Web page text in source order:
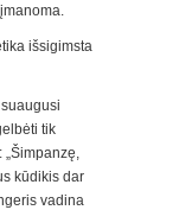
išsigimsta
tik
kūdikis dar
vadina